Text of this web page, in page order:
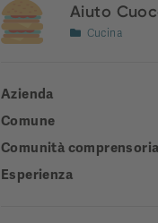
Aiuto
Cucina
Azienda
Comune
Comunità
Esperienza